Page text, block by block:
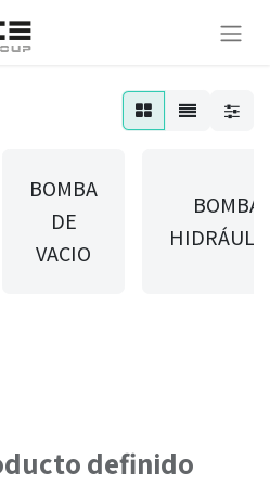
BOMBA
DE
VACIO
BOMBA
definido